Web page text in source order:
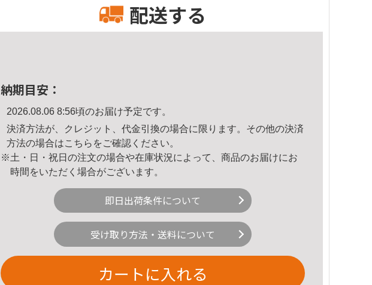
配送する
納期目安：
2026.08.06 8:56頃のお届け予定です。
決済方法が、クレジット、代金引換の場合に限ります。その他の決済
方法の場合はこちら をご確認ください。
※土・日・祝日の注文の場合や在庫状況によって、商品のお届けにお
時間をいただく場合がございます。
即日出荷条件について
受け取り方法・送料について
カートに入れる